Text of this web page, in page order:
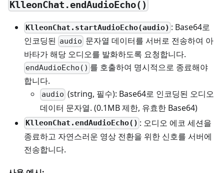
KlleonChat.endAudioEcho()
KlleonChat.startAudioEcho(audio) : Base64로
인코딩된 audio 문자열 데이터를 서버로 전송하여 아
바타가 해당 오디오를 발화하도록 요청합니다.
endAudioEcho() 를 호출하여 명시적으로 종료해야
합니다.
audio (string, 필수): Base64로 인코딩된 오디오
데이터 문자열. (0.1MB 제한, 유효한 Base64)
KlleonChat.endAudioEcho() : 오디오 에코 세션을
종료하고 자연스러운 영상 전환을 위한 신호를 서버에
전송합니다.